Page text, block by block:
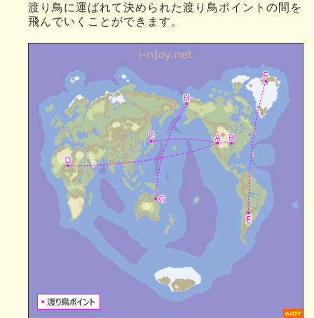
渡り鳥に運ばれて決められた渡り鳥ポイントの間を
飛んでいくことができます。